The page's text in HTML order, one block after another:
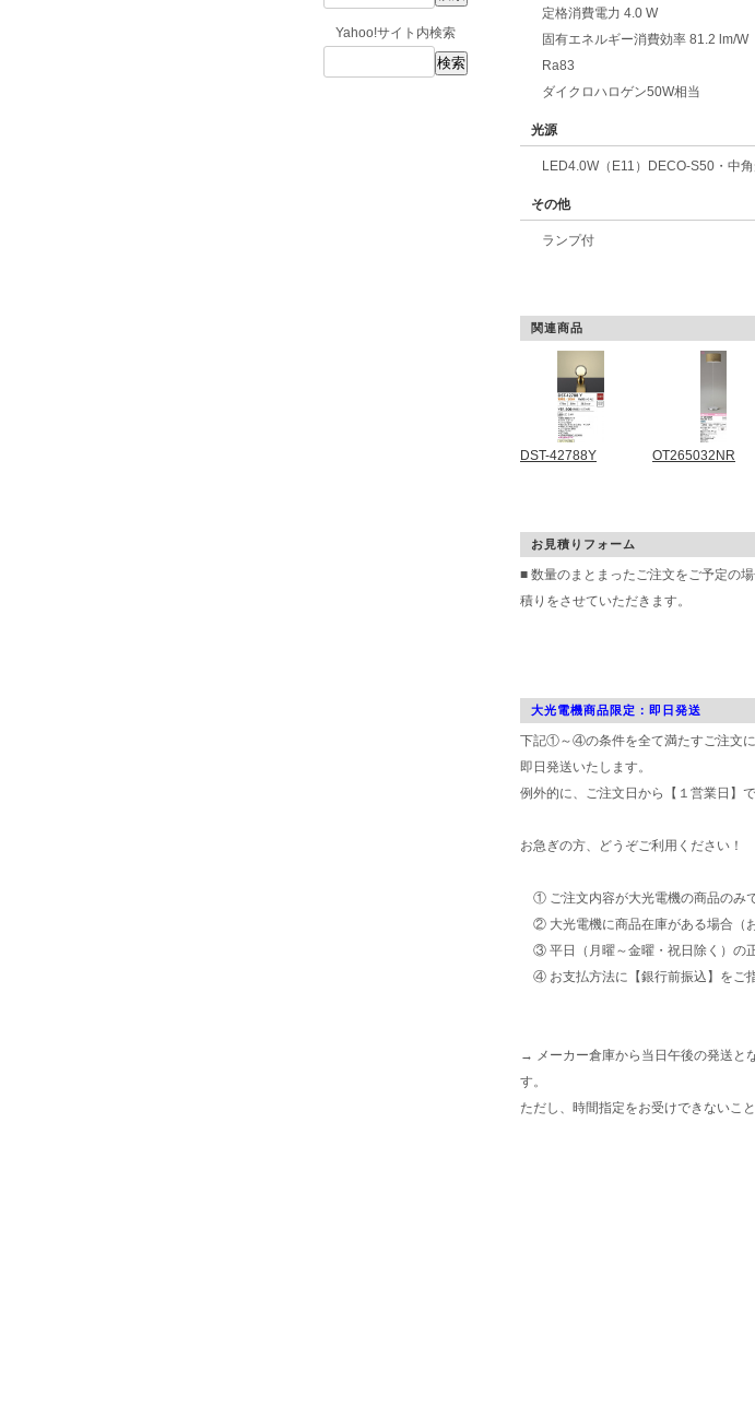
Yahoo!サイト内検索
定格消費電力 4.0 W
固有エネルギー消費効率 81.2 lm/W
Ra83
ダイクロハロゲン50W相当
光源
LED4.0W（E11）DECO-S50・中
その他
ランプ付
関連商品
DST-42788Y OT265032NR
お見積りフォーム
■ 数量のまとまったご注文をご予定の
積りをさせていただきます。
大光電機商品限定：即日発送
下記①～④の条件を全て満たすご注文に
即日発送いたします。
例外的に、ご注文日から【１営業日】
お急ぎの方、どうぞご利用ください！
① ご注文内容が大光電機の商品のみ
② 大光電機に商品在庫がある場合（
③ 平日（月曜～金曜・祝日除く）の
④ お支払方法に【銀行前振込】をご
→ メーカー倉庫から当日午後の発送と
す。
ただし、時間指定をお受けできないこ